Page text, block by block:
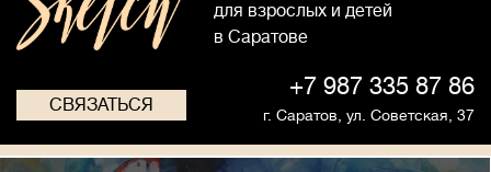
для взрослых и детей
в Саратове
СВЯЗАТЬСЯ
+7 987 335 87 86
г. Саратов, ул. Советская, 37